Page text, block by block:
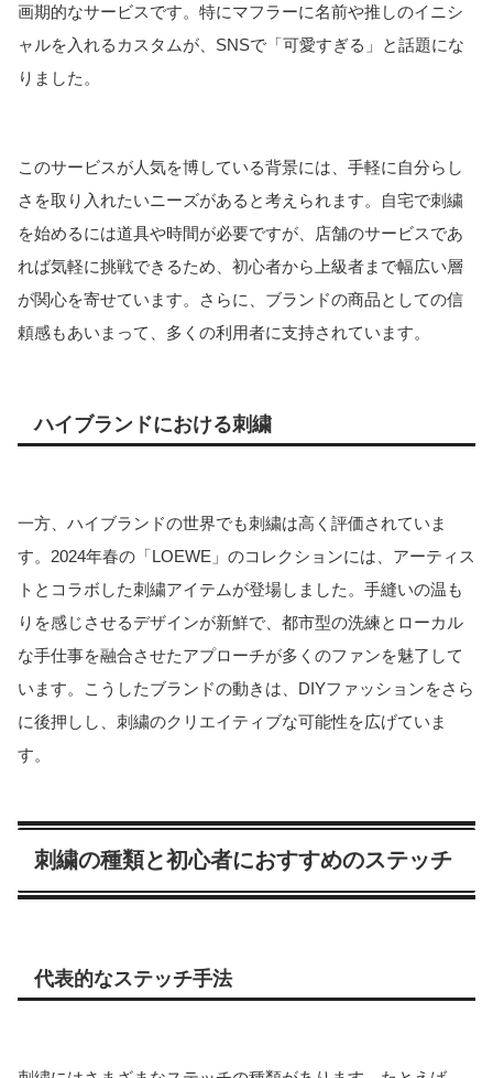
画期的なサービスです。特にマフラーに名前や推しのイニシ
ャルを入れるカスタムが、SNSで「可愛すぎる」と話題にな
りました。
このサービスが人気を博している背景には、手軽に自分らし
さを取り入れたいニーズがあると考えられます。自宅で刺繍
を始めるには道具や時間が必要ですが、店舗のサービスであ
れば気軽に挑戦できるため、初心者から上級者まで幅広い層
が関心を寄せています。さらに、ブランドの商品としての信
頼感もあいまって、多くの利用者に支持されています。
ハイブランドにおける刺繍
一方、ハイブランドの世界でも刺繍は高く評価されていま
す。2024年春の「LOEWE」のコレクションには、アーティス
トとコラボした刺繍アイテムが登場しました 。手縫いの温も
りを感じさせるデザインが新鮮で、都市型の洗練とローカル
な手仕事を融合させたアプローチが多くのファンを魅了して
います。こうしたブランドの動きは、DIYファッションをさら
に後押しし、刺繍のクリエイティブな可能性を広げていま
す。
刺繍の種類と初心者におすすめのステッチ
代表的なステッチ手法